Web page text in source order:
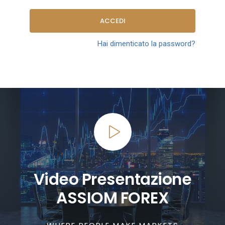
ACCEDI
Hai dimenticato la password?
Video Presentazione
ASSIOM FOREX